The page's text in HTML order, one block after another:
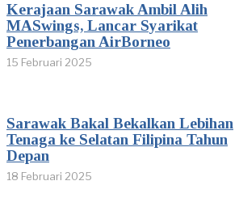
Kerajaan Sarawak Ambil Alih
MASwings, Lancar Syarikat
Penerbangan AirBorneo
15 Februari 2025
Sarawak Bakal Bekalkan Lebihan
Tenaga ke Selatan Filipina Tahun
Depan
18 Februari 2025